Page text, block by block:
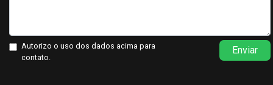
Autorizo o uso dos dados acima para
contato.
Enviar